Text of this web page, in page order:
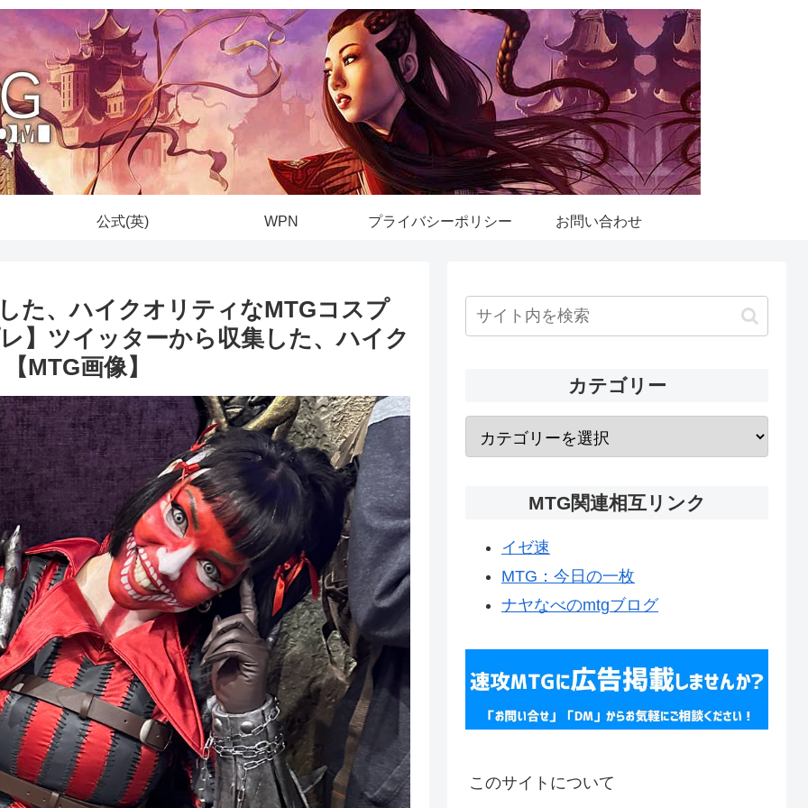
公式(英) WPN プライバシーポリシー お問い合わせ
た、ハイクオリティなMTGコスプ
】ツイッターから収集した、ハイク
MTG画像】
カテゴリー
MTG関連相互リンク
イゼ速
MTG：今日の一枚
ナヤなべのmtgブログ
このサイトについて